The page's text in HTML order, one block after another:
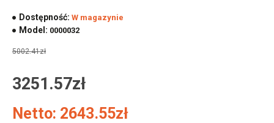
Dostępność: W magazynie
Model: 0000032
5002.41zł
3251.57zł
Netto: 2643.55zł